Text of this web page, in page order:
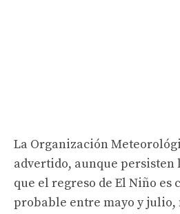
La Organización
advertido, aunque
que el regreso de El Niño es
probable entre mayo y julio,